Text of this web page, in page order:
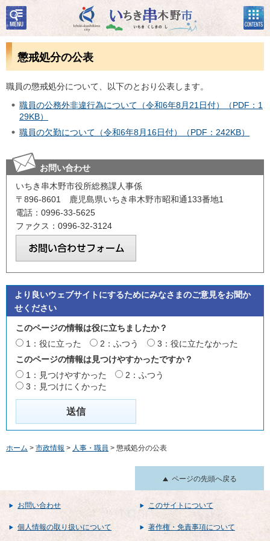
いちき串木野市
検
索・
共通
ュー
コン
テン
ツメ
懲戒処分の公表
職員の懲戒処分について、以下のとおり公表します。
職員の公務外非違行為について（令和6年8月21日付）（PDF：1
29KB）
職員の欠勤について（令和6年8月16日付）（PDF：242KB）
お問い合わせ
いちき串木野市役所総務課人事係
〒896-8601 鹿児島県いちき串木野市昭和通133番地1
電話：0996-33-5625
ファクス：0996-32-3124
より良いウェブサイトにするためにみなさまのご意見をお聞か
せください
このページの情報は役に立ちましたか？
1：役に立った
2：ふつう
3：役に立たなかった
このページの情報は見つけやすかったですか？
1：見つけやすかった
2：ふつう
3：見つけにくかった
ホーム > 市政情報 > 人事・職員 > 懲戒処分の公表
ページの先頭へ戻る
お問い合わせ このサイトについて
個人情報の取り扱いについて 著作権・免責事項について